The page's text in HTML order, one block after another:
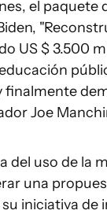
el paquete
US $ 3.500
finalmente
Joe
del uso de la
una
iniciativa de